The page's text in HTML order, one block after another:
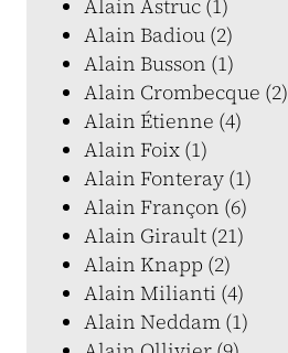
Alain Astruc (1)
Alain Badiou (2)
Alain Busson (1)
Alain Crombecque (2)
Alain Étienne (4)
Alain Foix (1)
Alain Fonteray (1)
Alain Françon (6)
Alain Girault (21)
Alain Knapp (2)
Alain Milianti (4)
Alain Neddam (1)